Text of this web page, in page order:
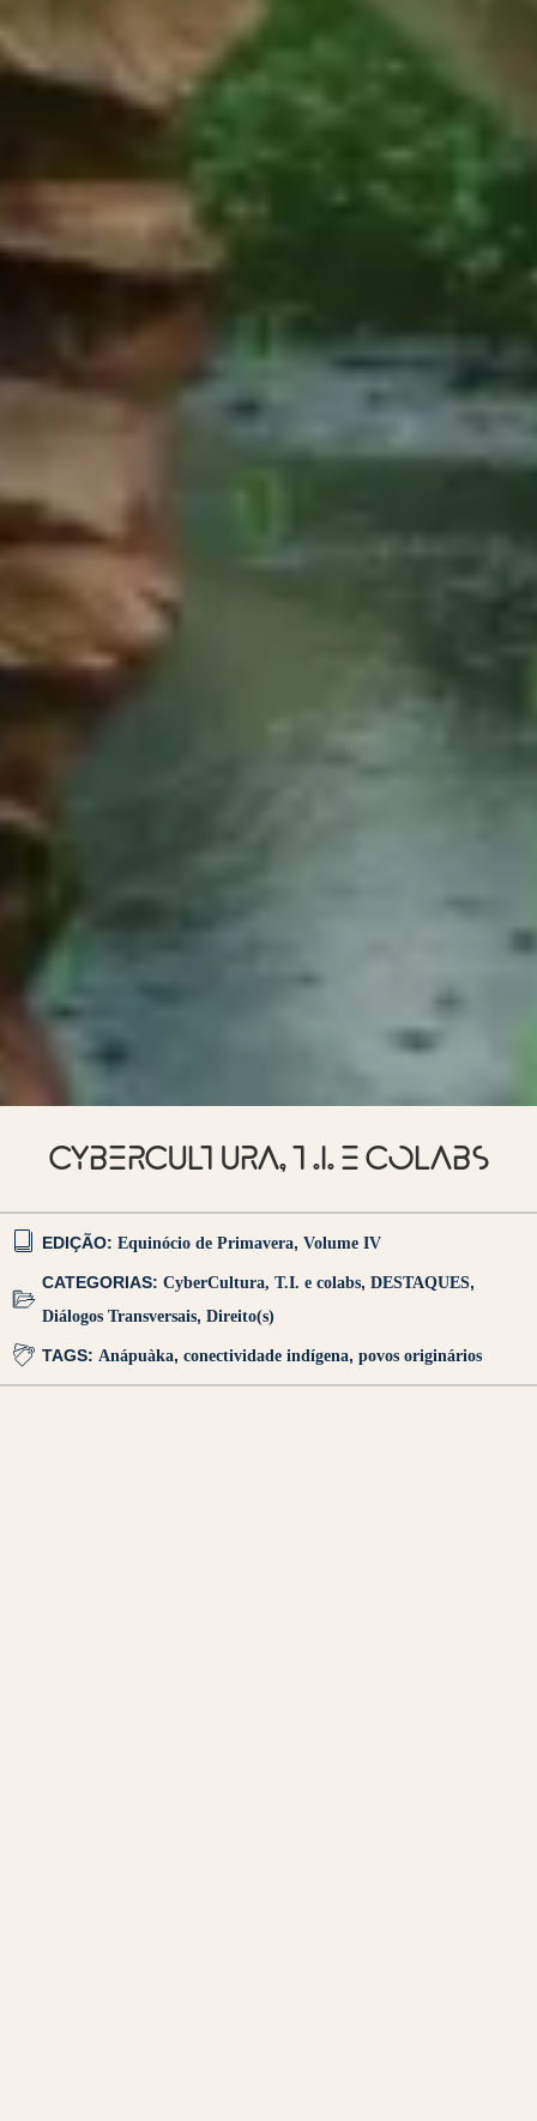
CYBERCULTURA, T.I. E COLABS
EDIÇÃO: Equinócio de Primavera, Volume IV
CATEGORIAS: CyberCultura, T.I. e colabs, DESTAQUES,
Diálogos Transversais, Direito(s)
TAGS: Anápuàka, conectividade indígena, povos originários